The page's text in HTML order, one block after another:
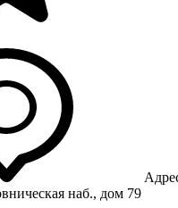
наб., дом 79